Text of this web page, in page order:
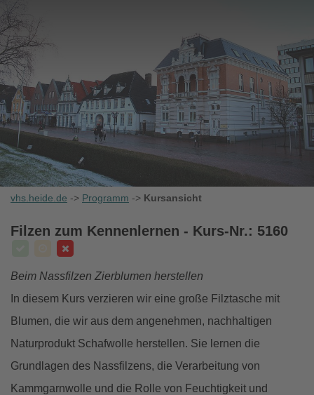
vhs.heide.de -> Programm -> Kursansicht
Filzen zum Kennenlernen - Kurs-Nr.: 5160
Beim Nassfilzen Zierblumen herstellen
In diesem Kurs verzieren wir eine große Filztasche mit
Blumen, die wir aus dem angenehmen, nachhaltigen
Naturprodukt Schafwolle herstellen. Sie lernen die
Grundlagen des Nassfilzens, die Verarbeitung von
Kammgarnwolle und die Rolle von Feuchtigkeit und